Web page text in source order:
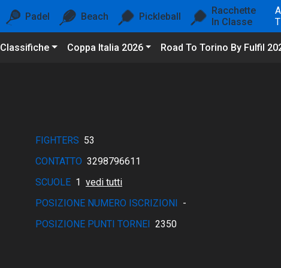
Padel Beach Pickleball
Racchette
In Classe
Classifiche Coppa Italia 2026 Road To Torino By Fulfil
FIGHTERS 53
CONTATTO 3298796611
SCUOLE 1 vedi tutti
POSIZIONE NUMERO ISCRIZIONI -
POSIZIONE PUNTI TORNEI 2350